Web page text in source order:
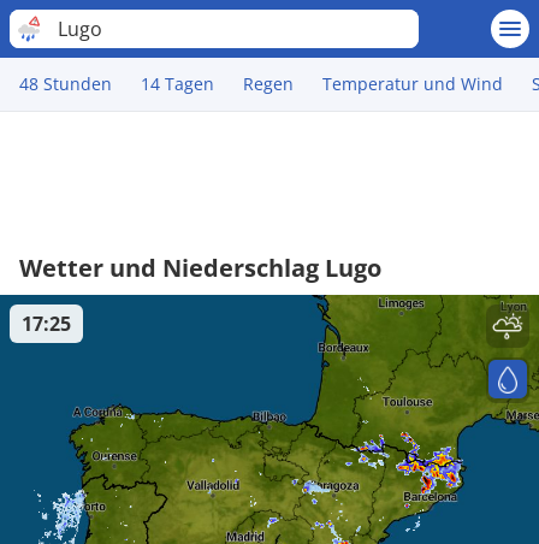
Lugo
48 Stunden 14 Tagen Regen Temperatur und Wind
Wetter und Niederschlag Lugo
17:25